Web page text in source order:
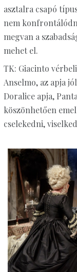
asztalra csapó
nem
megvan a
mehet el.
TK: Giacinto
Anselmo, az apja
Doralice apja,
köszönhetően
cselekedni,